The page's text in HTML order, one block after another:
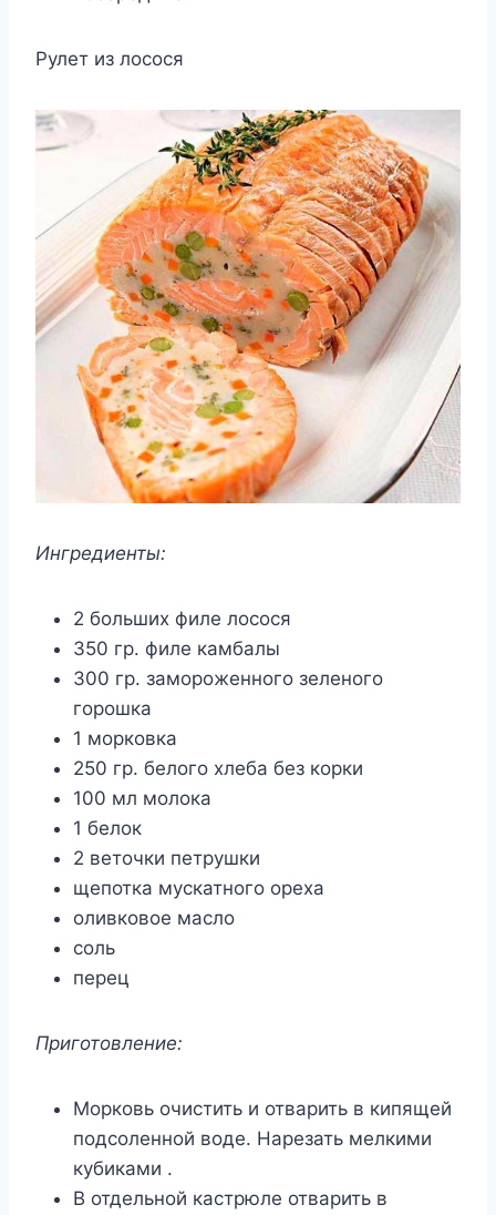
Рулет из лосося
Ингредиенты:
2 больших филе лосося
350 гр. филе камбалы
300 гр. замороженного зеленого
горошка
1 морковка
250 гр. белого хлеба без корки
100 мл молока
1 белок
2 веточки петрушки
щепотка мускатного ореха
оливковое масло
соль
перец
Приготовление:
Морковь очистить и отварить в кипящей
подсоленной воде. Нарезать мелкими
кубиками .
В отдельной кастрюле отварить в